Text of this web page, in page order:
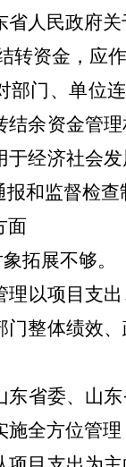
省人民政府
转资金，应
部门、单位
余资金管
于经济社会
和监督检
面
拓展不够。
理以项目支
门整体绩效
东省委、山
施全方位管